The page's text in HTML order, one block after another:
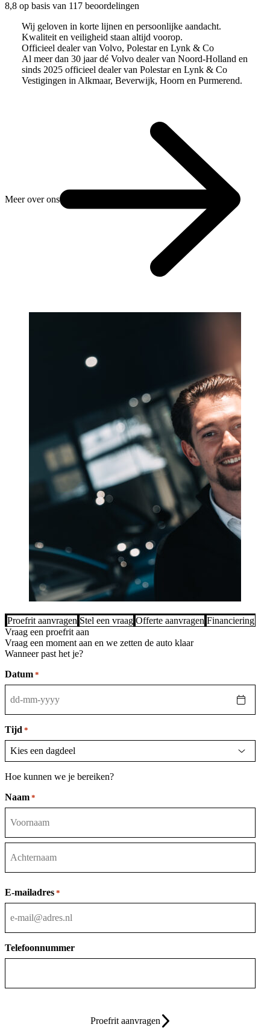
8,8 op basis van 117 beoordelingen
Wij geloven in korte lijnen en persoonlijke aandacht.
Kwaliteit en veiligheid staan altijd voorop.
Officieel dealer van Volvo, Polestar en Lynk & Co
Al meer dan 30 jaar dé Volvo dealer van Noord-Holland en
sinds 2025 officieel dealer van Polestar en Lynk & Co
Vestigingen in Alkmaar, Beverwijk, Hoorn en Purmerend.
Meer over ons
Proefrit aanvragen Stel een vraag Offerte aanvragen Financiering
Vraag een proefrit aan
Vraag een moment aan en we zetten de auto klaar
Wanneer past het je?
Datum *
DD
dash
MM
dash
JJJJ
Tijd *
Hoe kunnen we je bereiken?
Naam *
Voornaam
E-mailadres *
Telefoonnummer
Proefrit aanvragen